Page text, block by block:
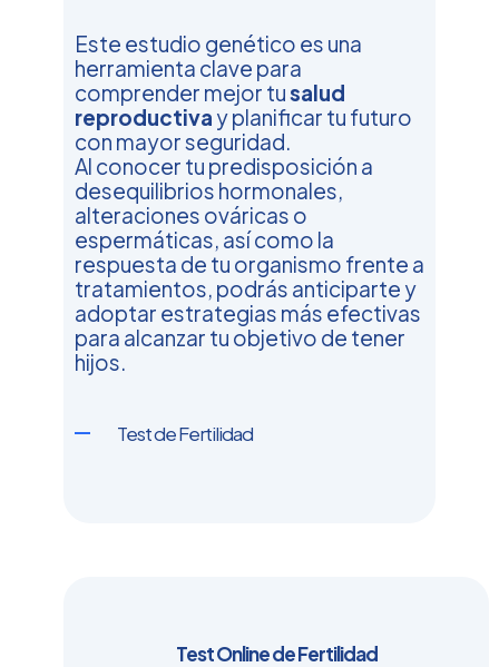
Este estudio genético es una
herramienta clave para
comprender mejor tusalud
reproductiva y planificar tu futuro
con mayor seguridad.
Al conocer tu predisposición a
desequilibrios hormonales,
alteraciones ováricas o
espermáticas, así como la
respuesta de tu organismo frente a
tratamientos, podrás anticiparte y
adoptar estrategias más efectivas
para alcanzar tu objetivo de tener
hijos.
Test de Fertilidad
Test Online de Fertilidad